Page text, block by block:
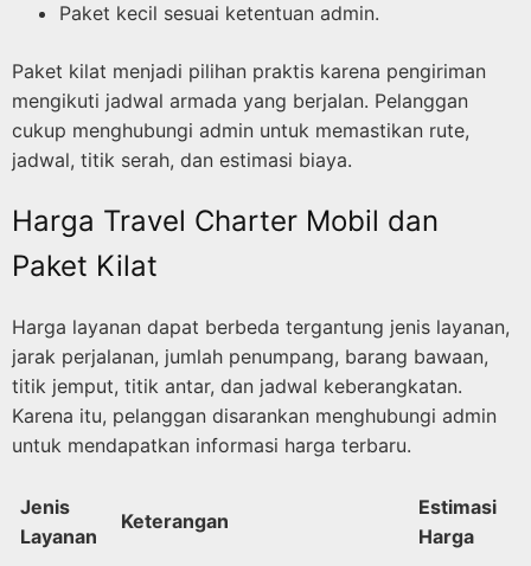
Paket kecil sesuai ketentuan admin.
Paket kilat menjadi pilihan praktis karena pengiriman
mengikuti jadwal armada yang berjalan. Pelanggan
cukup menghubungi admin untuk memastikan rute,
jadwal, titik serah, dan estimasi biaya.
Harga Travel Charter Mobil dan
Paket Kilat
Harga layanan dapat berbeda tergantung jenis layanan,
jarak perjalanan, jumlah penumpang, barang bawaan,
titik jemput, titik antar, dan jadwal keberangkatan.
Karena itu, pelanggan disarankan menghubungi admin
untuk mendapatkan informasi harga terbaru.
Jenis
Layanan
Keterangan
Estimasi
Harga